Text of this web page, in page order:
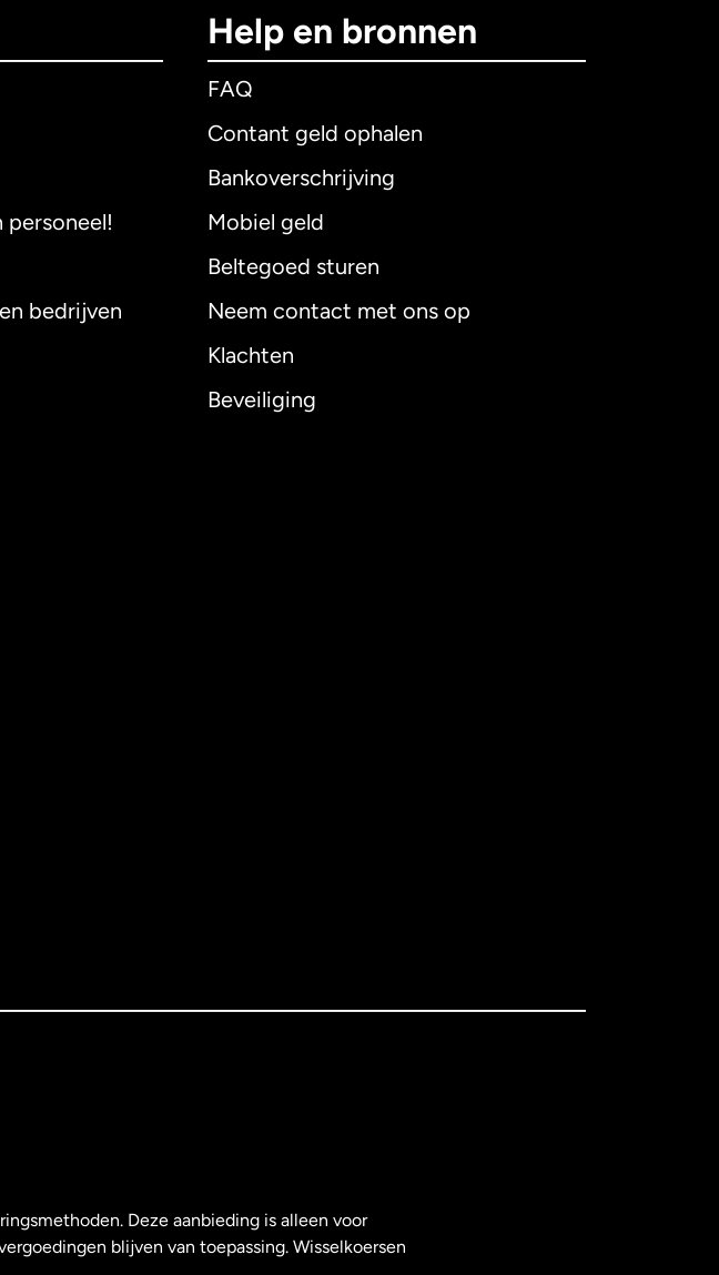
personeel!
bedrijven
Help en bronnen
FAQ
Contant geld ophalen
Bankoverschrijving
Mobiel geld
Beltegoed sturen
Neem contact met ons op
Klachten
Beveiliging
Deze aanbieding is alleen voor
blijven van toepassing. Wisselkoersen